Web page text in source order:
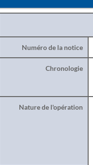
Numéro de la notice
Chronologie
Nature de l'opération